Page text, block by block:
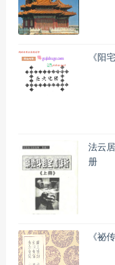
《阳
法云
册
《祕